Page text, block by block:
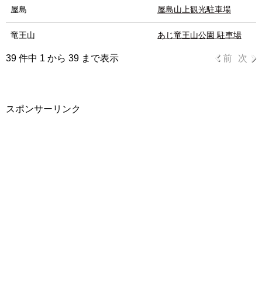
屋島 屋島山上観光駐車場
竜王山 あじ竜王山公園 駐車場
39 件中 1 から 39 まで表示 前 次
スポンサーリンク